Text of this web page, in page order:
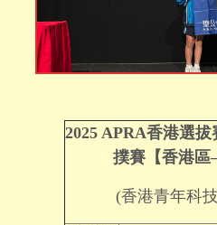
2025 APRA香港選
撲賽【香港區
(香港青年科